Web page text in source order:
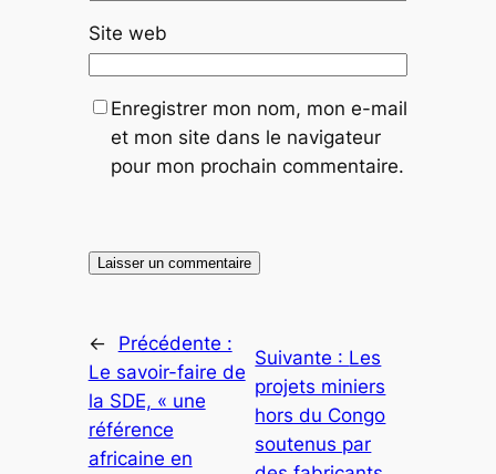
Site web
Enregistrer mon nom, mon e-mail
et mon site dans le navigateur
pour mon prochain commentaire.
←
Précédente :
Le savoir-faire de
la SDE, « une
référence
africaine en
Suivante : Les
projets miniers
hors du Congo
soutenus par